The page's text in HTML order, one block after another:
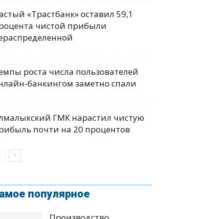
«Трастбанк» оставил 59,1
чистой прибыли
роста числа пользователей
банкингом заметно спали
ГМК нарастил чистую
почти на 20 процентов
популярное